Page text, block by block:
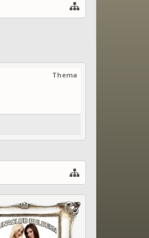
Thema